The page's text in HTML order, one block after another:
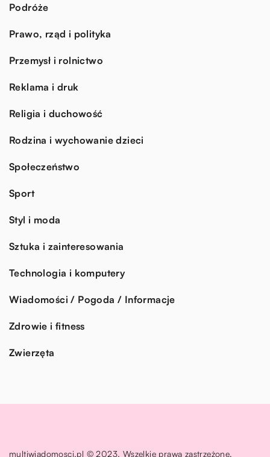
Podróże
Prawo, rząd i polityka
Przemysł i rolnictwo
Reklama i druk
Religia i duchowość
Rodzina i wychowanie dzieci
Społeczeństwo
Sport
Styl i moda
Sztuka i zainteresowania
Technologia i komputery
Wiadomości / Pogoda / Informacje
Zdrowie i fitness
Zwierzęta
multiwiadomosci.pl © 2023. Wszelkie prawa zastrzeżone.